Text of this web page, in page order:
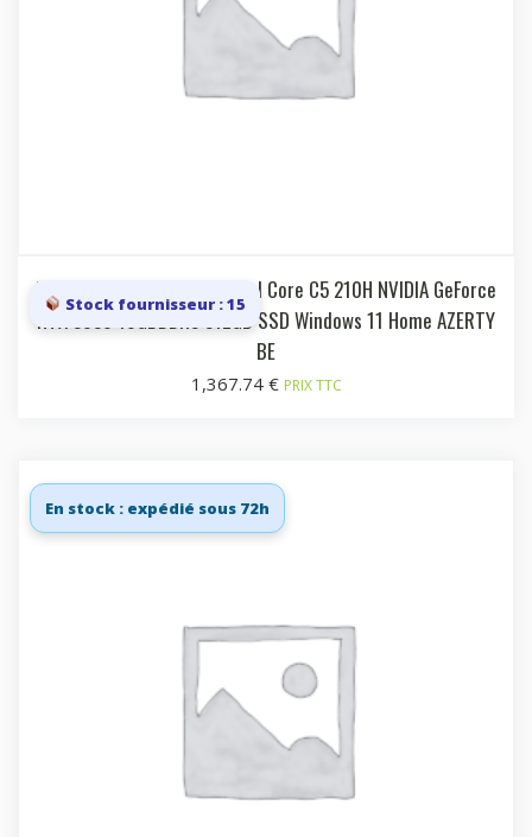
Laptop 15.6i FHD 144 Hz Intel Core C5 210H NVIDIA GeForce
RTX 5050 16GBDDR5 512GB SSD Windows 11 Home AZERTY
BE
1,367.74 € PRIX TTC
Stock fournisseur : 15
En stock : expédié sous 72h